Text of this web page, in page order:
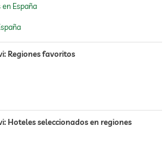
España
Regiones favoritos
Hoteles seleccionados en regiones